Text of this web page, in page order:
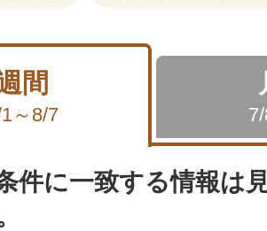
間
～8/7
件に一致する情報は